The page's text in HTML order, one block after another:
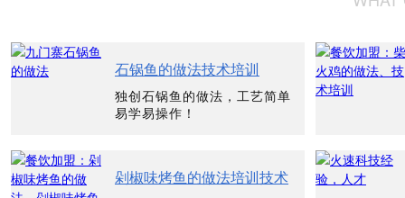
石锅鱼的做法技术培训
独创石锅鱼的做法，工艺简单
易学易操作！
剁椒味烤鱼的做法培训技术